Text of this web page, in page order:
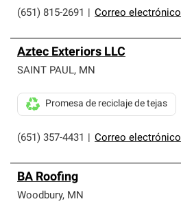
(651) 815-2691 Correo electrónico
Aztec Exteriors LLC
SAINT PAUL, MN
(651) 357-4431 Correo electrónico
Promesa de reciclaje de tejas
BA Roofing
Woodbury, MN